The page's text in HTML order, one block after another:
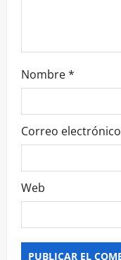
Nombre*
Correo electrónico
Web